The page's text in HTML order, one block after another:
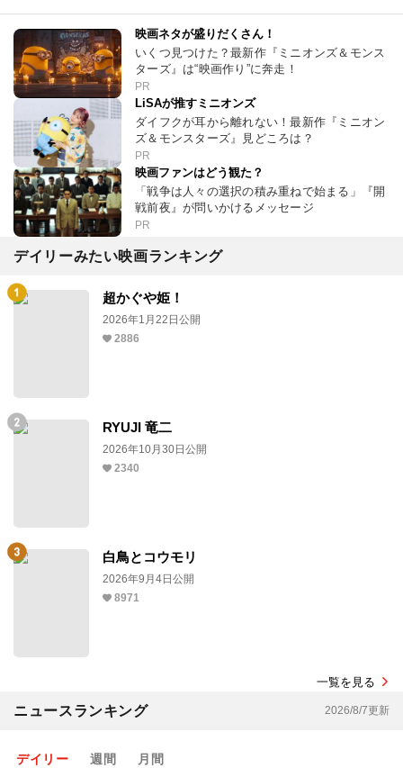
映画ネタが盛りだくさん！
いくつ見つけた？最新作『ミニオンズ＆モンス
ターズ』は“映画作り”に奔走！
PR
LiSAが推すミニオンズ
ダイフクが耳から離れない！最新作『ミニオン
ズ＆モンスターズ』見どころは？
PR
映画ファンはどう観た？
「戦争は人々の選択の積み重ねで始まる」『開
戦前夜』が問いかけるメッセージ
PR
デイリーみたい映画ランキング
超かぐや姫！
2026年1月22日公開
2886
RYUJI 竜二
2026年10月30日公開
2340
白鳥とコウモリ
2026年9月4日公開
8971
一覧を見る
ニュースランキング 2026/8/7更新
デイリー 週間 月間